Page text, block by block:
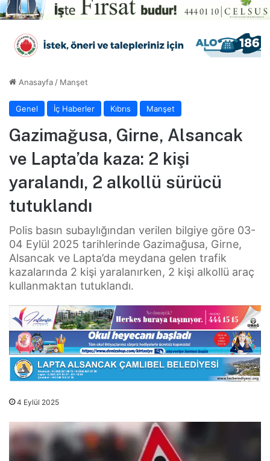
Anasayfa / Manşet
Genel İç Haberler Kıbrıs Manşet
Gazimağusa, Girne, Alsancak
ve Lapta’da kaza: 2 kişi
yaralandı, 2 alkollü sürücü
tutuklandı
Polis basın subaylığından verilen bilgiye göre 03-
04 Eylül 2025 tarihlerinde Gazimağusa, Girne,
Alsancak ve Lapta’da meydana gelen trafik
kazalarında 2 kişi yaralanırken, 2 kişi alkollü araç
kullanmaktan tutuklandı.
4 Eylül 2025